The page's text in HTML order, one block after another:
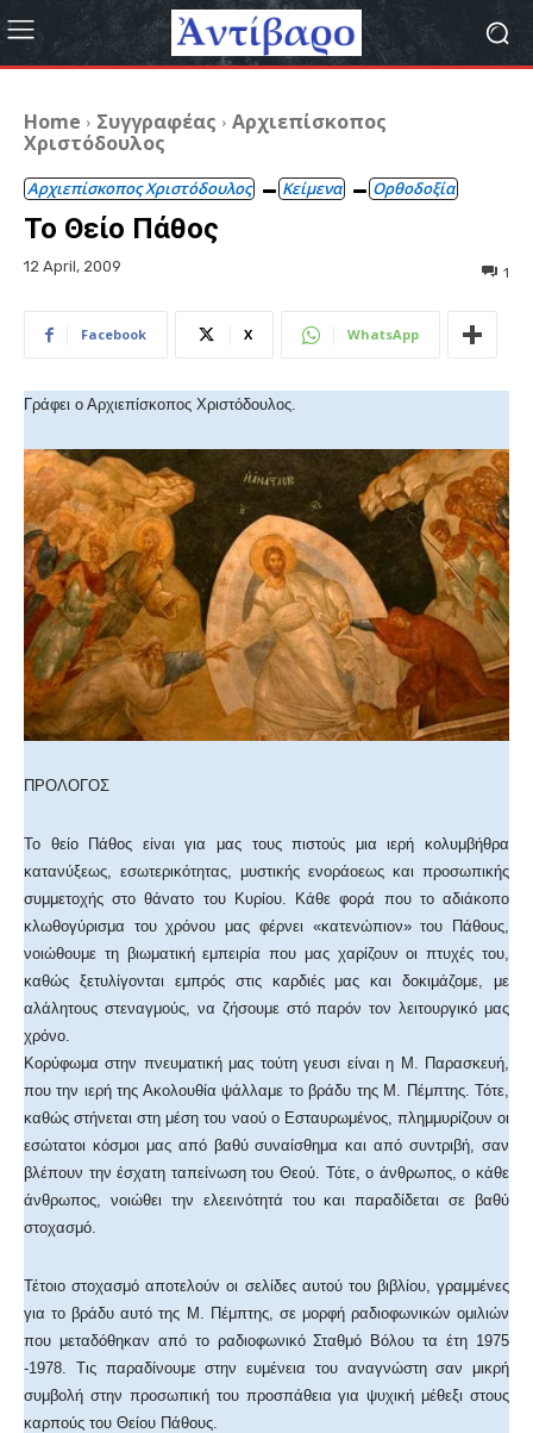
Home Συγγραφέας
Αρχιεπίσκοπος
Χριστόδουλος
Αρχιεπίσκοπος Χριστόδουλος Κείμενα Ορθοδοξία
Το Θείο Πάθος
12 April, 2009 1
Facebook X WhatsApp
Γράφει ο Αρχιεπίσκοπος Χριστόδουλος.
ΠΡΟΛΟΓΟΣ
To θείο Πάθος είναι για μας τους πιστούς μια ιερή κολυμβήθρα
κατανύξεως, εσωτερικότητας, μυστικής ενοράοεως και προσωπικής
συμμετοχής στο θάνατο του Κυρίου. Κάθε φορά που το αδιάκοπο
κλωθογύρισμα του χρόνου μας φέρνει «κατενώπιον» του Πάθους,
νοιώθουμε τη βιωματική εμπειρία που μας χαρίζουν οι πτυχές του,
καθώς ξετυλίγονται εμπρός στις καρδιές μας και δοκιμάζομε, με
αλάλητους στεναγμούς, να ζήσουμε στό παρόν τον λειτουργικό μας
χρόνο.
Κορύφωμα στην πνευματική μας τούτη γευσι είναι η Μ. Παρασκευή,
που την ιερή της Ακολουθία ψάλλαμε το βράδυ της Μ. Πέμπτης. Τότε,
καθώς στήνεται στη μέση του ναού ο Εσταυρωμένος, πλημμυρίζουν οι
εσώτατοι κόσμοι μας από βαθύ συναίσθημα και από συντριβή, σαν
βλέπουν την έσχατη ταπείνωση του Θεού. Τότε, ο άνθρωπος, ο κάθε
άνθρωπος, νοιώθει την ελεεινότητά του και παραδίδεται σε βαθύ
στοχασμό.
Τέτοιο στοχασμό αποτελούν οι σελίδες αυτού του βιβλίου, γραμμένες
για το βράδυ αυτό της Μ. Πέμπτης, σε μορφή ραδιοφωνικών ομιλιών
που μεταδόθηκαν από το ραδιοφωνικό Σταθμό Βόλου τα έτη 1975
-1978. Τις παραδίνουμε στην ευμένεια του αναγνώστη σαν μικρή
συμβολή στην προσωπική του προσπάθεια για ψυχική μέθεξι στους
καρπούς του Θείου Πάθους.